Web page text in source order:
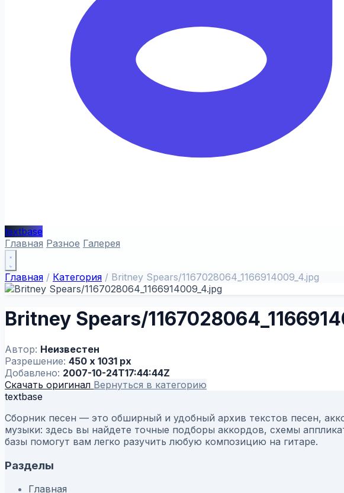
textbase
Главная Разное Галерея
Главная / Категория / Britney Spears/1167028064_1166914009_4.jpg
Britney Spears/
Автор: Неизвестен
Разрешение: 450 x 1031 px
Добавлено: 2007-10-24T17:44:44Z
Скачать оригинал Вернуться в категорию
textbase
Сборник песен — это обширный и удобный архив текстов песен,
музыки: здесь вы найдете точные подборы аккордов, схемы
базы помогут вам легко разучить любую композицию на гитаре.
Разделы
Главная